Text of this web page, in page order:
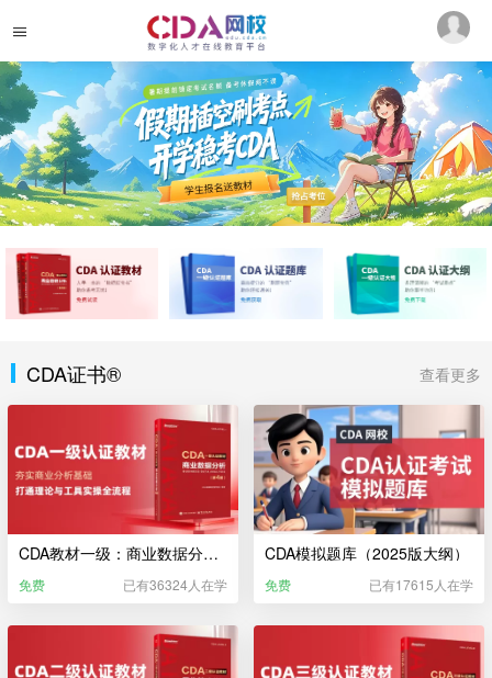
CDA证书® 查看更多
CDA教材一级：商业数据分析（2025版大纲）
免费 已有36324人在学
CDA模拟题库（2025版大纲）
免费 已有17615人在学